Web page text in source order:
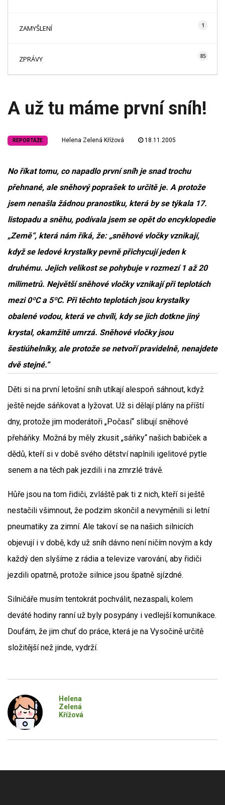
ZAMYŠLENÍ 1
ZPRÁVY 85
A už tu máme první sníh!
REPORTÁŽE Helena Zelená Křížová 18.11.2005
No říkat tomu, co napadlo první sníh je snad trochu
přehnané, ale sněhový poprašek to určitě je. A protože
jsem nenašla žádnou pranostiku, která by se týkala 17.
listopadu a sněhu, podívala jsem se opět do encyklopedie
„Země“, která nám říká, že: „sněhové vločky vznikají,
když se ledové krystalky pevně přichycují jeden k
druhému. Jejich velikost se pohybuje v rozmezí 1 až 20
milimetrů. Největší sněhové vločky vznikají při teplotách
mezi 0ºC a 5ºC. Při těchto teplotách jsou krystalky
obalené vodou, která ve chvíli, kdy se jich dotkne jiný
krystal, okamžitě umrzá. Sněhové vločky jsou
šestiúhelníky, ale protože se netvoří pravidelně, nenajdete
dvě stejné.“
Děti si na první letošní sníh utíkají alespoň sáhnout, když
ještě nejde sáňkovat a lyžovat. Už si dělají plány na příští
dny, protože jim moderátoři „Počasí“ slibují sněhové
přeháňky. Možná by měly zkusit „sáňky“ našich babiček a
dědů, kteří si v době svého dětství naplnili igelitové pytle
senem a na těch pak jezdili i na zmrzlé trávě.
Hůře jsou na tom řidiči, zvláště pak ti z nich, kteří si ještě
nestačili všimnout, že podzim skončil a nevyměnili si letní
pneumatiky za zimní. Ale takoví se na našich silnicích
objevují i v době, kdy už sníh dávno není ničím novým a kdy
každý den slyšíme z rádia a televize varování, aby řidiči
jezdili opatrně, protože silnice jsou špatně sjízdné.
Silničáře musím tentokrát pochválit, nezaspali, kolem
deváté hodiny ranní už byly posypány i vedlejší komunikace.
Doufám, že jim chuť do práce, která je na Vysočině určitě
složitější než jinde, vydrží.
Helena
Zelená
Křížová